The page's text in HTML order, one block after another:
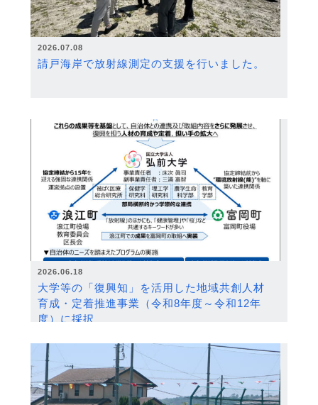
2026.07.08
請戸海岸で放射線測定の支援を行いました。
2026.06.18
大学等の「復興知」を活用した地域共創人材
育成・定着推進事業（令和8年度～令和12年
度）に採択